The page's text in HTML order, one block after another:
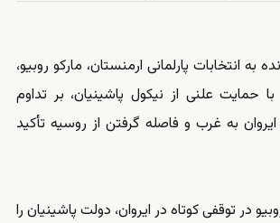
به انتخابات پارلمانی ارمنستان، مارکو روبیو،
با حمایت علنی از نیکول پاشینیان، بر تداوم
به غرب و فاصله گرفتن از روسیه تأکید
در توقفی کوتاه در ایروان، دولت پاشینیان را